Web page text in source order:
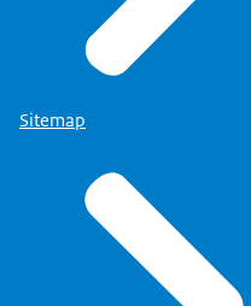
Sitemap